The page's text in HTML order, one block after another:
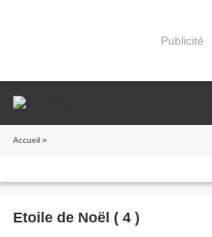
Publicité
Accueil »
Etoile de Noël ( 4 )